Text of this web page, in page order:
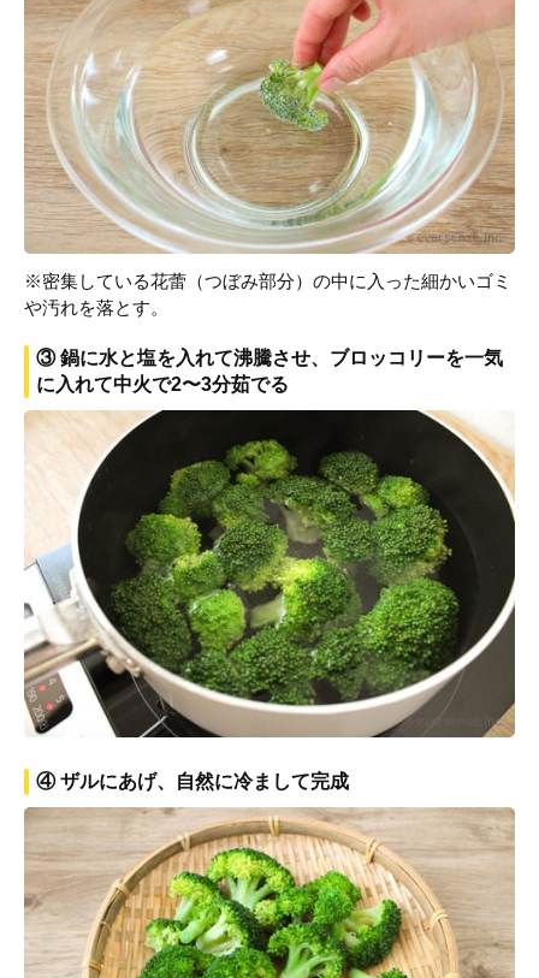
※密集している花蕾（つぼみ部分）の中に入った細かいゴミ
や汚れを落とす。
③ 鍋に水と塩を入れて沸騰させ、ブロッコリーを一気
に入れて中火で2〜3分茹でる
④ ザルにあげ、自然に冷まして完成